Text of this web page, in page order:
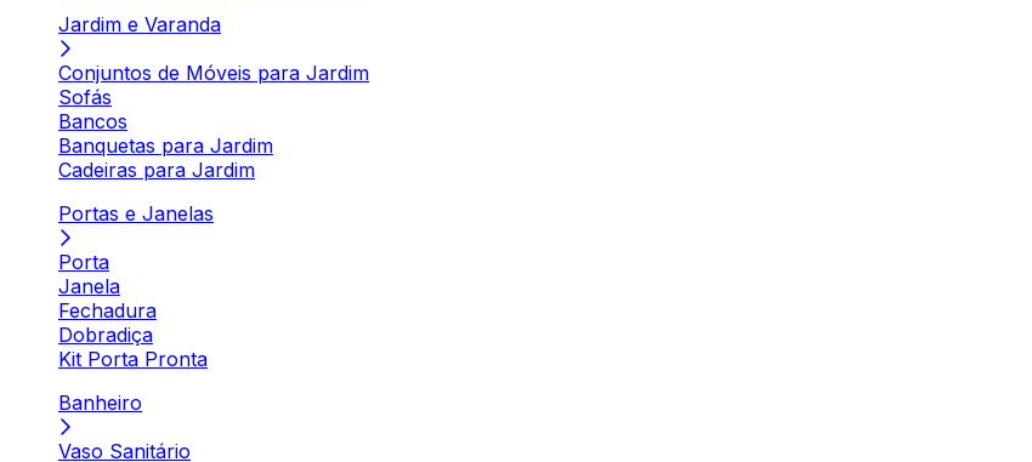
Jardim e Varanda
Conjuntos de Móveis para Jardim
Sofás
Bancos
Banquetas para Jardim
Cadeiras para Jardim
Portas e Janelas
Porta
Janela
Fechadura
Dobradiça
Kit Porta Pronta
Banheiro
Vaso Sanitário